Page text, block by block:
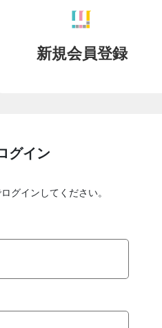
新規会員登録
グイン
グインしてください。